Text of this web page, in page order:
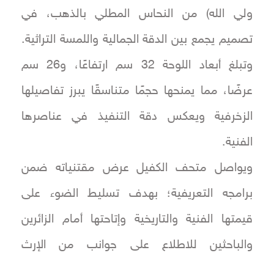
ولي الله) من النحاس المطلي بالذهب، في
تصميم يجمع بين الدقة الجمالية واللمسة التراثية.
وتبلغ أبعاد اللوحة 32 سم ارتفاعًا، و26 سم
عرضًا، مما يمنحها حجمًا متناسقًا يبرز تفاصيلها
الزخرفية ويعكس دقة التنفيذ في عناصرها
الفنية.
ويواصل متحف الكفيل عرض مقتنياته ضمن
برامجه التعريفية؛ بهدف تسليط الضوء على
قيمتها الفنية والتاريخية وإتاحتها أمام الزائرين
والباحثين للاطلاع على جوانب من الإرث